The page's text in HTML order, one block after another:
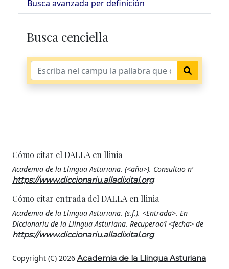
Busca avanzada per definición
Busca cenciella
Cómo citar el DALLA en llinia
Academia de la Llingua Asturiana. (<añu>). Consultao n’
https://www.diccionariu.alladixital.org
Cómo citar entrada del DALLA en llinia
Academia de la Llingua Asturiana. (s.f.). <Entrada>. En
Diccionariu de la Llingua Asturiana. Recuperao’l <fecha> de
https://www.diccionariu.alladixital.org
Copyright (C) 2026 Academia de la Llingua Asturiana